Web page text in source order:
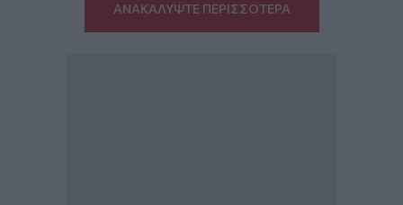
ΑΝΑΚΑΛΥΨΤΕ ΠΕΡΙΣΣΟΤΕΡΑ